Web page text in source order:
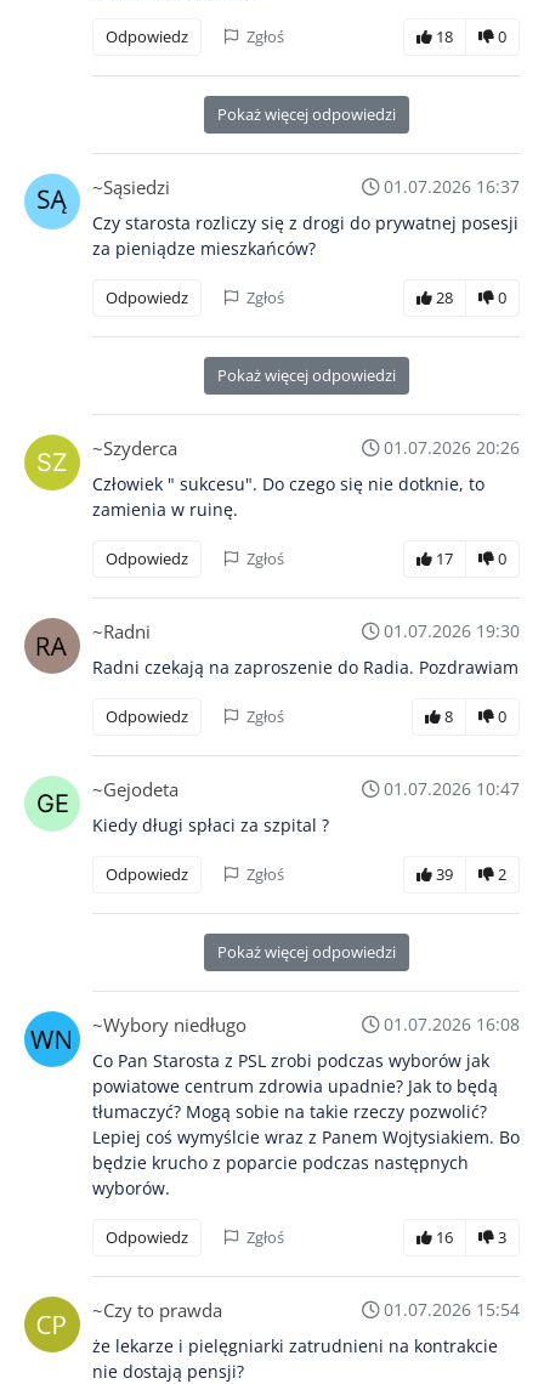
Odpowiedz Zgłoś 18 0
Pokaż więcej odpowiedzi
~Sąsiedzi
01.07.2026 16:37
Czy starosta rozliczy się z drogi do prywatnej posesji
za pieniądze mieszkańców?
Odpowiedz Zgłoś 28 0
Pokaż więcej odpowiedzi
~Szyderca
01.07.2026 20:26
Człowiek " sukcesu". Do czego się nie dotknie, to
zamienia w ruinę.
Odpowiedz Zgłoś 17 0
~Radni
01.07.2026 19:30
Radni czekają na zaproszenie do Radia. Pozdrawiam
Odpowiedz Zgłoś 8 0
~Gejodeta
01.07.2026 10:47
Kiedy długi spłaci za szpital ?
Odpowiedz Zgłoś 39 2
Pokaż więcej odpowiedzi
~Wybory niedługo
01.07.2026 16:08
Co Pan Starosta z PSL zrobi podczas wyborów jak
powiatowe centrum zdrowia upadnie? Jak to będą
tłumaczyć? Mogą sobie na takie rzeczy pozwolić?
Lepiej coś wymyślcie wraz z Panem Wojtysiakiem. Bo
będzie krucho z poparcie podczas następnych
wyborów.
Odpowiedz Zgłoś 16 3
~Czy to prawda
01.07.2026 15:54
że lekarze i pielęgniarki zatrudnieni na kontrakcie
nie dostają pensji?